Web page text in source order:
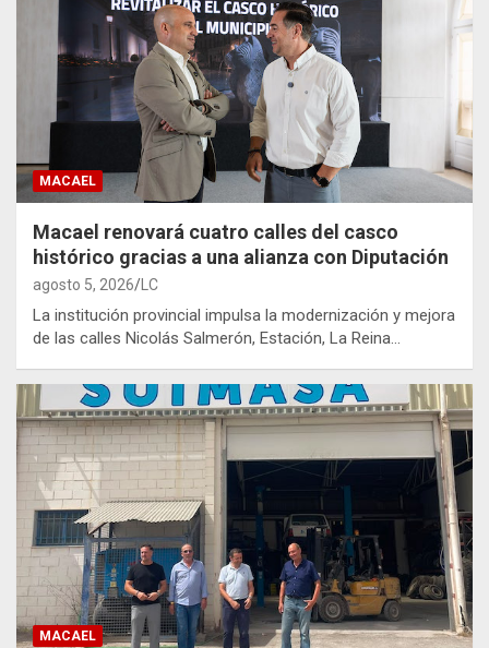
MACAEL
Macael renovará cuatro calles del casco
histórico gracias a una alianza con Diputación
agosto 5, 2026 LC
La institución provincial impulsa la modernización y mejora
de las calles Nicolás Salmerón, Estación, La Reina…
MACAEL